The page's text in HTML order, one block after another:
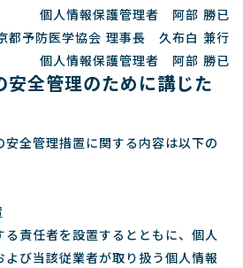
個人情報保護管理者 阿部 勝已
都予防医学協会 理事長 久布白 兼行
個人情報保護管理者 阿部 勝已
安全管理のために講じた
全管理措置に関する内容は以下の
る責任者を設置するとともに、個人
び当該従業者が取り扱う個人情報